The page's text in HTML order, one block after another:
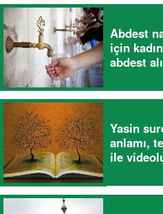
Abdest
için
abdest
Yasin
anlamı,
ile